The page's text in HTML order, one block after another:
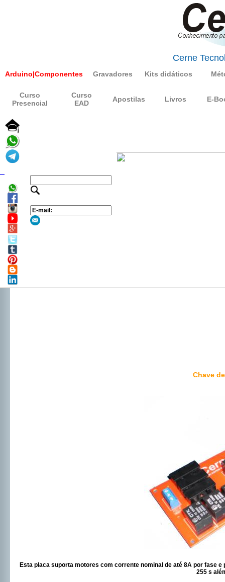
Cerne
Arduino|Componentes Gravadores Kits didáticos
Curso
Presencial
Curso
EAD
Apostilas Livros E-
Chave
Esta placa suporta motores com corrente nominal de até 8A por fase
255 s